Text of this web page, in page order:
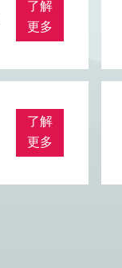
了解
更多
了解
更多